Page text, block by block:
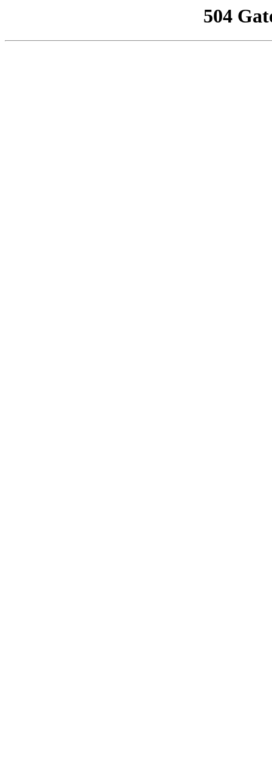
504